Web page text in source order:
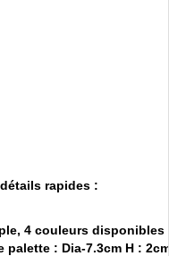
rapides :
4 couleurs disponibles
palette : Dia-7.3cm H :